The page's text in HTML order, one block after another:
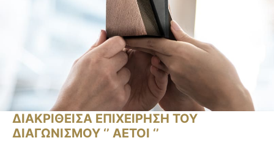
ΔΙΑΚΡΙΘΕΙΣΑ ΕΠΙΧΕΙΡΗΣΗ ΤΟΥ
ΔΙΑΓΩΝΙΣΜΟΥ ‘’ ΑΕΤΟΙ ‘’